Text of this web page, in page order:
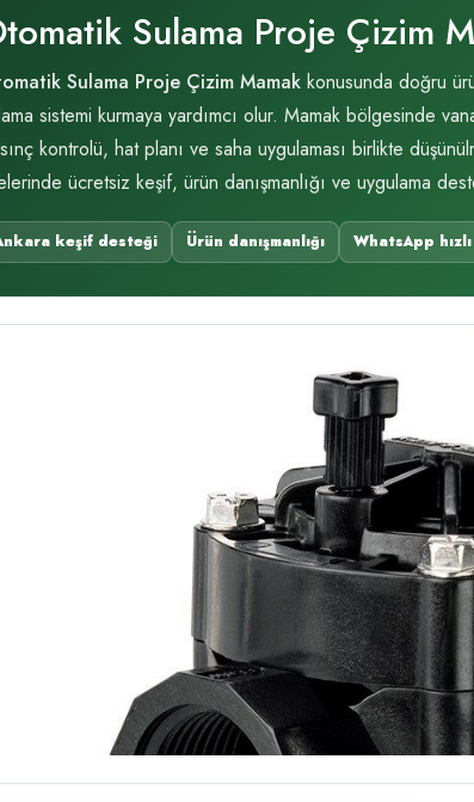
Sulama Proje Çizim
Sulama Proje Çizim Mamak konusunda doğru
sistemi kurmaya yardımcı olur. Mamak bölgesinde
kontrolü, hat planı ve saha uygulaması birlikte
ücretsiz keşif, ürün danışmanlığı ve uygulama
keşif desteği Ürün danışmanlığı WhatsApp